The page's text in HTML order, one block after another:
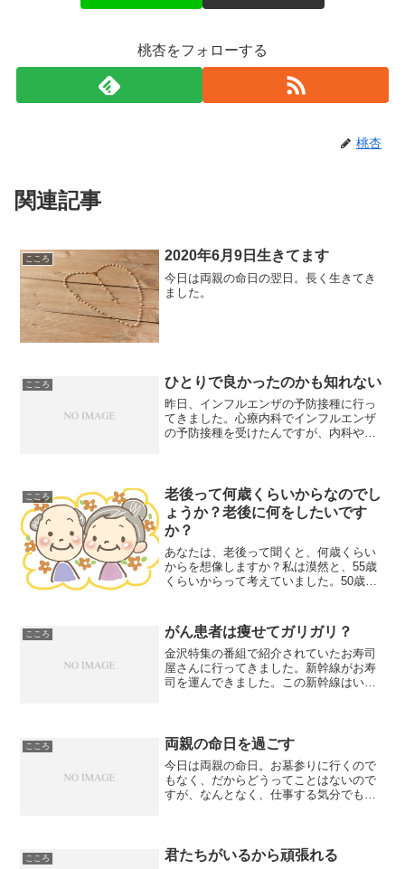
桃杏をフォローする
桃杏
関連記事
こころ 2020年6月9日生きてます
今日は両親の命日の翌日。長く生きてき
ました。
こころ ひとりで良かったのかも知れない
昨日、インフルエンザの予防接種に行っ
てきました。心療内科でインフルエンザ
の予防接種を受けたんですが、内科や耳
今回は36.4度。いつ...
こころ
老後って何歳くらいからなのでし
ょうか？老後に何をしたいです
か？
あなたは、老後って聞くと、何歳くらい
からを想像しますか？私は漠然と、55歳
くらいからって考えていました。50歳を
っていたのです。でも、自分がその年齢
に近づいていくたびに、...
こころ がん患者は痩せてガリガリ？
金沢特集の番組で紹介されていたお寿司
屋さんに行ってきました。新幹線がお寿
司を運んできました。この新幹線はいつ
きました。その後、叔母さ...
こころ 両親の命日を過ごす
今日は両親の命日。お墓参りに行くので
もなく、だからどうってことはないので
すが、なんとなく、仕事する気分でもな
今。何を重要視して過ごせば...
こころ 君たちがいるから頑張れる